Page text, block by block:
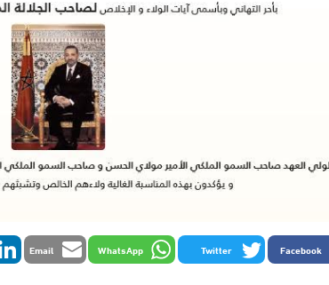
Facebook
Twitter
WhatsApp
Email